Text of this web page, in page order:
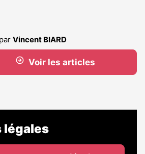
Vincent BIARD
Voir les articles
légales